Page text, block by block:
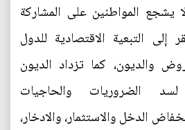
يشجع المواطنين على المشاركة
إلى التبعية الاقتصادية للدول
والديون، كما تزداد الديون
الضروريات والحاجيات
الدخل والاستثمار، والادخار،